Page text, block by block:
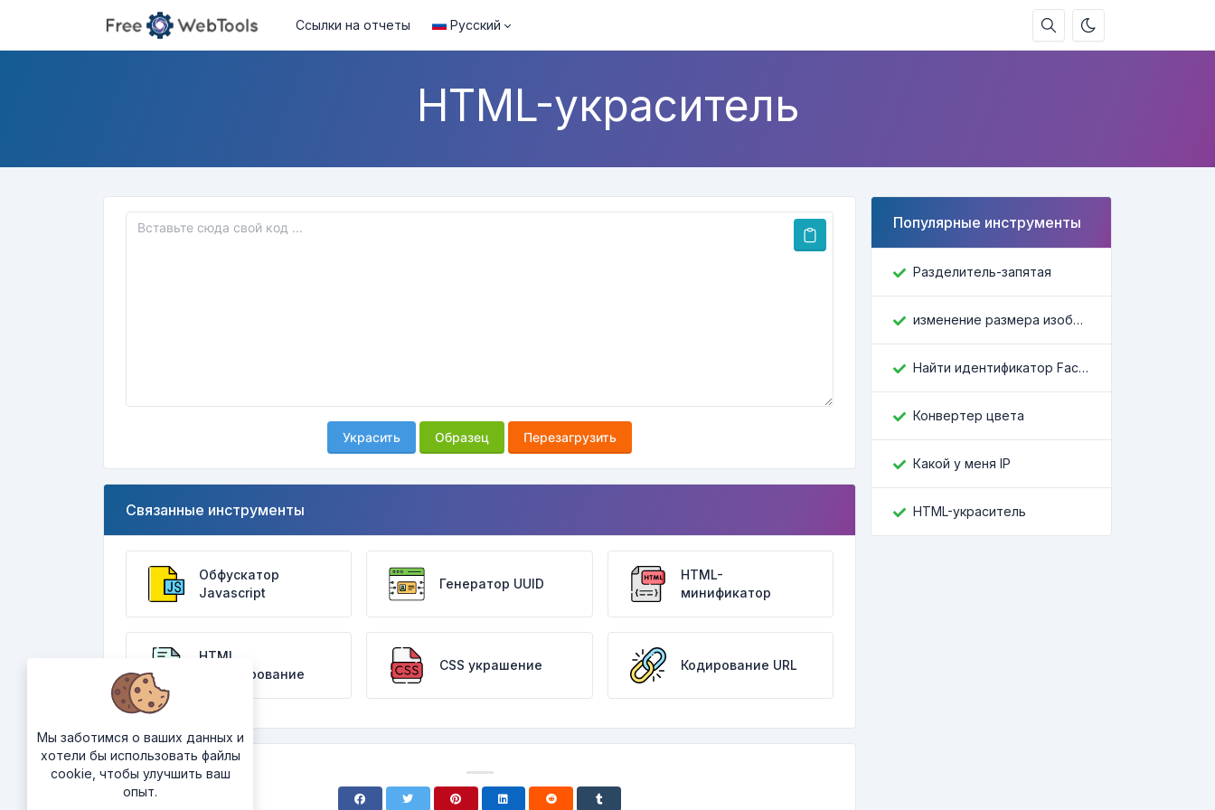
Ссылки на отчеты Русский
HTML-украситель
Украсить Образец Перезагрузить
Связанные инструменты
Обфускатор
Javascript
Генератор UUID
HTML-
минификатор
HTML
декодирование
CSS украшение Кодирование URL
Популярные инструменты
Разделитель-запятая
изменение размера изображения
Найти идентификатор Facebook
Конвертер цвета
Какой у меня IP
HTML-украситель
Мы заботимся о ваших данных и
хотели бы использовать файлы
cookie, чтобы улучшить ваш
опыт.